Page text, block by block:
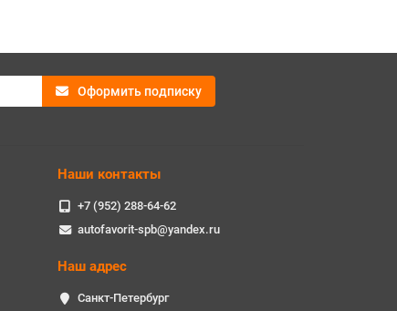
Оформить подписку
Наши контакты
+7 (952) 288-64-62
autofavorit-spb@yandex.ru
Наш адрес
Санкт-Петербург